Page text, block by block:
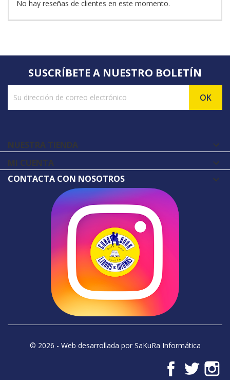
No hay reseñas de clientes en este momento.
SUSCRÍBETE A NUESTRO BOLETÍN
NUESTRA TIENDA 
MI CUENTA 
CONTACTA CON NOSOTROS
© 2026 - Web desarrollada por SaKuRa Informática